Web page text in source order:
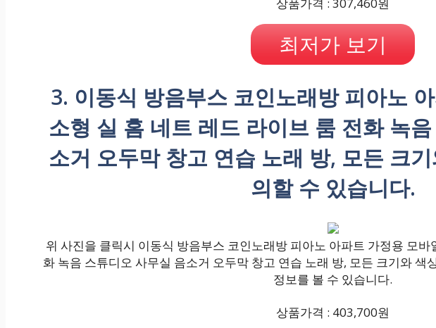
최저가 보기
3. 이동식 방음부스 코인노래방 피아노
소형 실 홈 네트 레드 라이브 룸 전화 녹
소거 오두막 창고 연습 노래 방, 모든 크
의할 수 있습니다.
위 사진을 클릭시 이동식 방음부스 코인노래방 피아노 아파트 가정용 모바
화 녹음 스튜디오 사무실 음소거 오두막 창고 연습 노래 방, 모든 크기와 색
정보를 볼 수 있습니다.
상품가격 : 403,700원